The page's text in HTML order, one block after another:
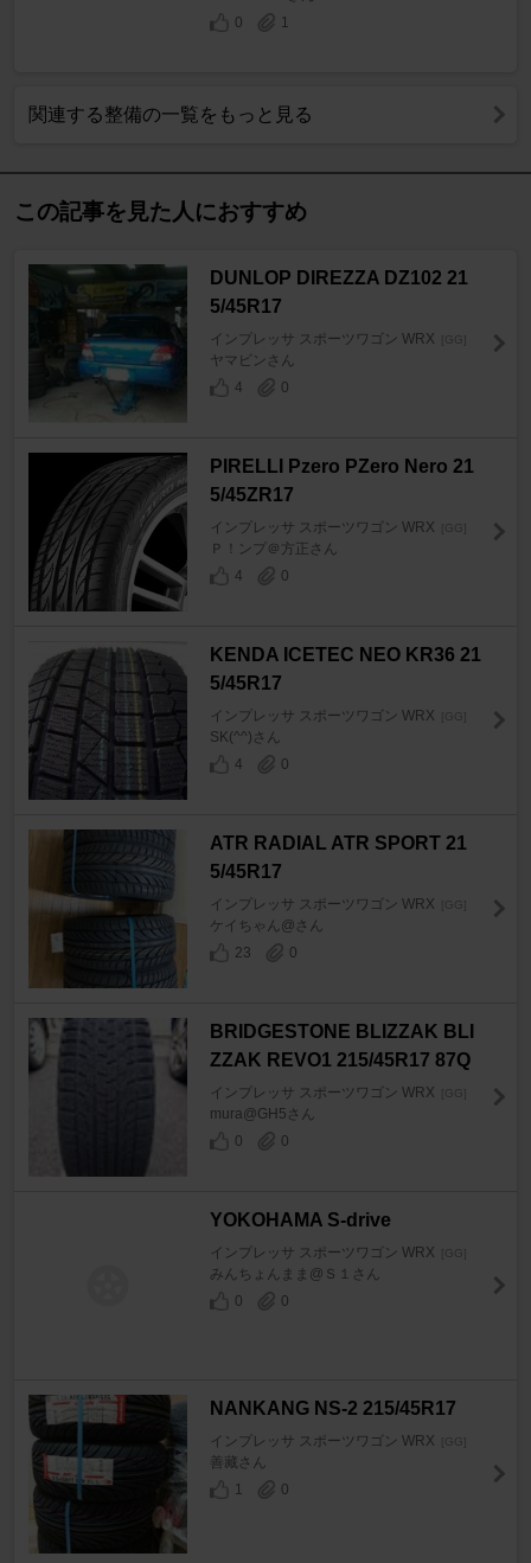
0
1
関連する整備の一覧をもっと見る
この記事を見た人におすすめ
DUNLOP DIREZZA DZ102 21
5/45R17
インプレッサ スポーツワゴン WRX [GG]
ヤマビンさん
4
0
PIRELLI Pzero PZero Nero 21
5/45ZR17
インプレッサ スポーツワゴン WRX [GG]
Ｐ！ンプ＠方正さん
4
0
KENDA ICETEC NEO KR36 21
5/45R17
インプレッサ スポーツワゴン WRX [GG]
SK(^^)さん
4
0
ATR RADIAL ATR SPORT 21
5/45R17
インプレッサ スポーツワゴン WRX [GG]
ケイちゃん@さん
23
0
BRIDGESTONE BLIZZAK BLI
ZZAK REVO1 215/45R17 87Q
インプレッサ スポーツワゴン WRX [GG]
mura@GH5さん
0
0
YOKOHAMA S-drive
インプレッサ スポーツワゴン WRX [GG]
みんちょんまま@Ｓ１さん
0
0
NANKANG NS-2 215/45R17
インプレッサ スポーツワゴン WRX [GG]
善藏さん
1
0